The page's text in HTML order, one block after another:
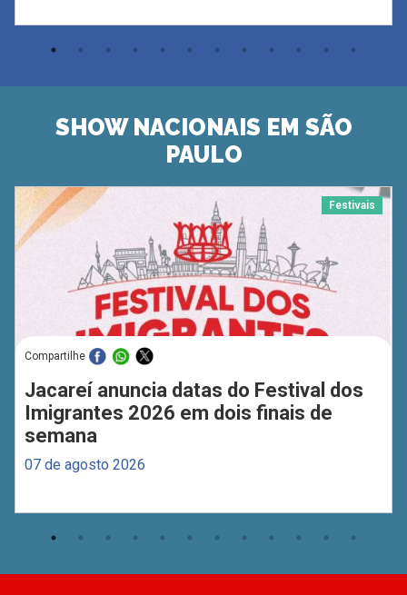
SHOW NACIONAIS EM SÃO
PAULO
Festivais
Compartilhe
Jacareí anuncia datas do Festival dos
Imigrantes 2026 em dois finais de
semana
07 de agosto 2026